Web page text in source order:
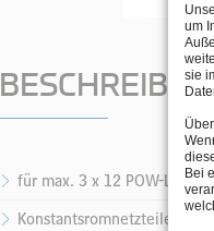
für max. 3 x 12 POW-LED
Konstantsromnetzteile
um
sie
Bei